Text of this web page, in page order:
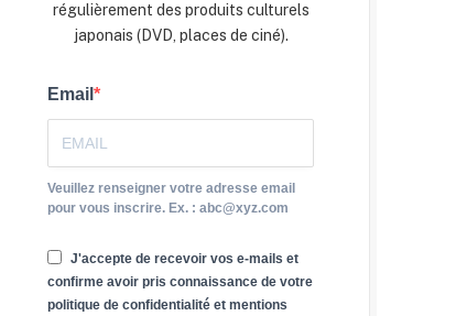
régulièrement des produits culturels
japonais (DVD, places de ciné).
Email
Veuillez renseigner votre adresse email
pour vous inscrire. Ex. : abc@xyz.com
J'accepte de recevoir vos e-mails et
confirme avoir pris connaissance de votre
politique de confidentialité et mentions